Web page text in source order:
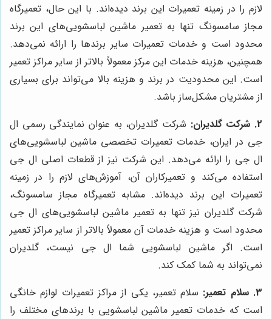
لازم را در زمینه تعمیرات این برند دیده‌اند. با این حال، تعمیرگاه
مجاز سامسونگ تنها به تعمیر ماشین لباسشویی‌های این برند
محدود است و خدمات تعمیرات سایر برندها را ارائه نمی‌دهد.
همچنین، هزینه خدمات این مرکز معمولاً بالاتر از سایر مراکز تعمیر
است. این محدودیت در برند و هزینه بالا می‌تواند برای بسیاری
از مشتریان مشکل‌ساز باشد.
2. شرکت گلدیران:
شرکت گلدیران، به عنوان نمایندگی رسمی ال
جی در ایران، خدمات تعمیرات تخصصی ماشین لباسشویی‌های
ال جی را ارائه می‌دهد. این شرکت نیز از قطعات اصلی ال جی
استفاده می‌کند و تعمیرکاران آن، آموزش‌های لازم را در زمینه
تعمیرات این برند دیده‌اند. مشابه تعمیرگاه مجاز سامسونگ،
شرکت گلدیران نیز تنها به تعمیر ماشین لباسشویی‌های ال جی
محدود است و هزینه خدمات آن معمولاً بالاتر از سایر مراکز تعمیر
است. اگر ماشین لباسشویی شما ال جی نیست، گلدیران
نمی‌تواند به شما کمک کند.
3. سلام تعمیر:
سلام تعمیر، یکی از مراکز تعمیرات لوازم خانگی
است که خدمات تعمیر ماشین لباسشویی با برندهای مختلف را